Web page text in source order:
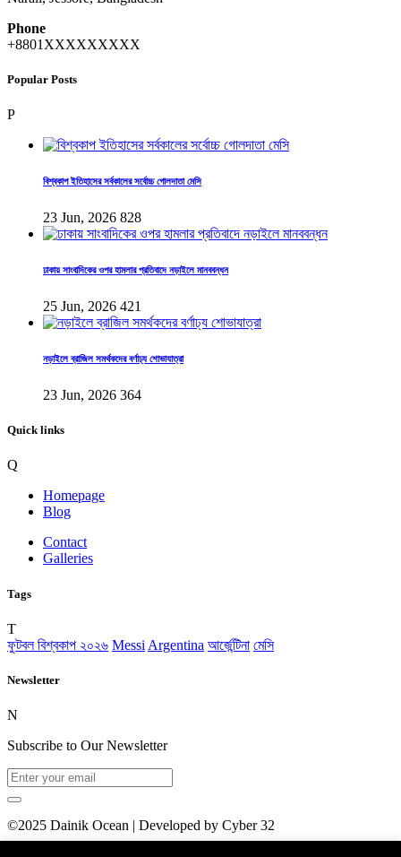
Phone
+8801XXXXXXXXX
Popular Posts
P
বিশ্বকাপ ইতিহাসের সর্বকালের সর্বোচ্চ গোলদাতা মেসি
23 Jun, 2026 828
ঢাকায় সাংবাদিকের ওপর হামলার প্রতিবাদে নড়াইলে মানববন্ধন
25 Jun, 2026 421
নড়াইলে ব্রাজিল সমর্থকদের বর্ণাঢ্য শোভাযাত্রা
23 Jun, 2026 364
Quick links
Q
Homepage
Blog
Contact
Galleries
Tags
T
ফুটবল বিশ্বকাপ ২০২৬ Messi Argentina আর্জেন্টিনা মেসি
Newsletter
N
Subscribe to Our Newsletter
©2025 Dainik Ocean | Developed by Cyber 32